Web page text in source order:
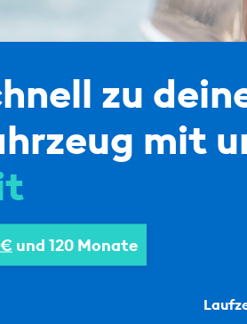
zu
mit
und 120 Monate